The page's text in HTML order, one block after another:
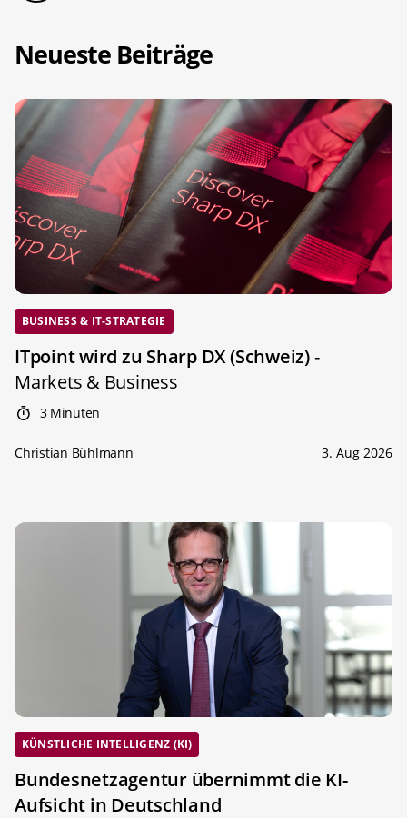
Neueste Beiträge
BUSINESS & IT-STRATEGIE
ITpoint wird zu Sharp DX (Schweiz)-
Markets & Business
3 Minuten
Christian Bühlmann 3. Aug 2026
KÜNSTLICHE INTELLIGENZ (KI)
Bundesnetzagentur übernimmt die KI-
Aufsicht in Deutschland